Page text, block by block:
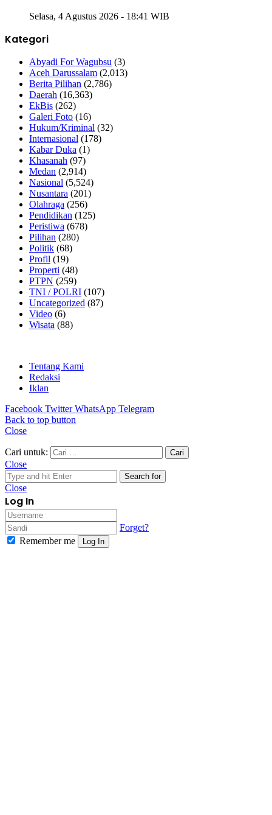
Selasa, 4 Agustus 2026 - 18:41 WIB
Kategori
Abyadi For Wagubsu (3)
Aceh Darussalam (2,013)
Berita Pilihan (2,786)
Daerah (16,363)
EkBis (262)
Galeri Foto (16)
Hukum/Kriminal (32)
Internasional (178)
Kabar Duka (1)
Khasanah (97)
Medan (2,914)
Nasional (5,524)
Nusantara (201)
Olahraga (256)
Pendidikan (125)
Peristiwa (678)
Pilihan (280)
Politik (68)
Profil (19)
Properti (48)
PTPN (259)
TNI / POLRI (107)
Uncategorized (87)
Video (6)
Wisata (88)
Tentang Kami
Redaksi
Iklan
Facebook Twitter WhatsApp Telegram
Back to top button
Close
Cari untuk:
Close
Search for
Close
Log In
Forget?
Remember me
Log In